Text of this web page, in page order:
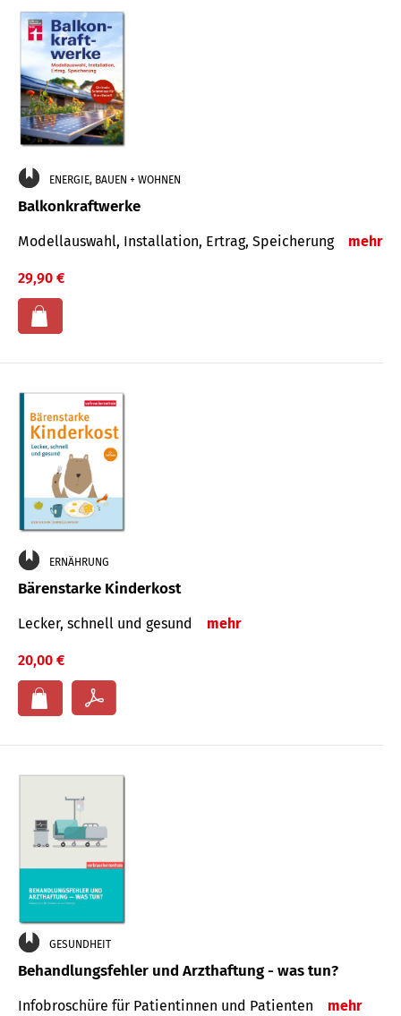
ENERGIE, BAUEN + WOHNEN
Balkonkraftwerke
Modellauswahl, Installation, Ertrag, Speicherung mehr
29,90 €
ERNÄHRUNG
Bärenstarke Kinderkost
Lecker, schnell und gesund mehr
20,00 €
GESUNDHEIT
Behandlungsfehler und Arzthaftung - was tun?
Infobroschüre für Patientinnen und Patienten mehr